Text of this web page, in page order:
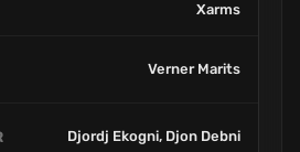
Xarms
Verner Marits
Djordj Ekogni, Djon Debni